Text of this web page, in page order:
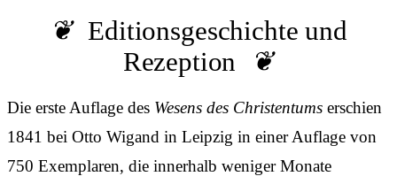
Editionsgeschichte und
Rezeption
Die erste Auflage des Wesens des Christentums erschien
1841 bei Otto Wigand in Leipzig in einer Auflage von
750 Exemplaren, die innerhalb weniger Monate